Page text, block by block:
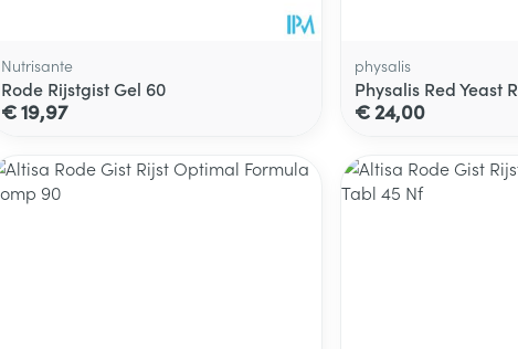
Nutrisante
Rode Rijstgist Gel 60
€ 19,97
physalis
Physalis Red Yeast
€ 24,00